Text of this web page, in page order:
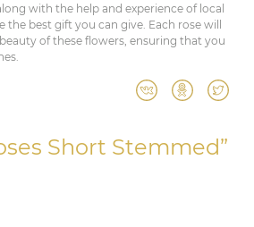
with the help and experience of local
the best gift you can give. Each rose will
of these flowers, ensuring that you
Short Stemmed”